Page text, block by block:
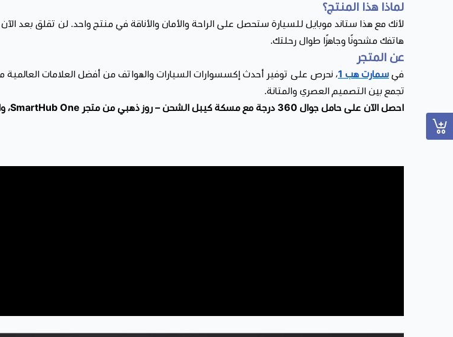
لماذا هذا المنتج؟
لأنك مع هذا ستاند موبايل للسيارة ستحصل على الراحة والأمان والأناقة في منتج واحد. لن تقلق
هاتفك مشحونًا وجاهزًا طوال رحلتك.
عن المتجر
في سمارت هب 1
تجمع بين التصميم العصري والمتانة.
احصل الآن على حامل جوال 360 درجة مع مسكة كيبل الشحن – روز ذهبي من متجر SmartHub One، واجعل قيادتك أكثر أمانًا وأناقة. اطلبه اليوم ولا تفوت الفرصة!